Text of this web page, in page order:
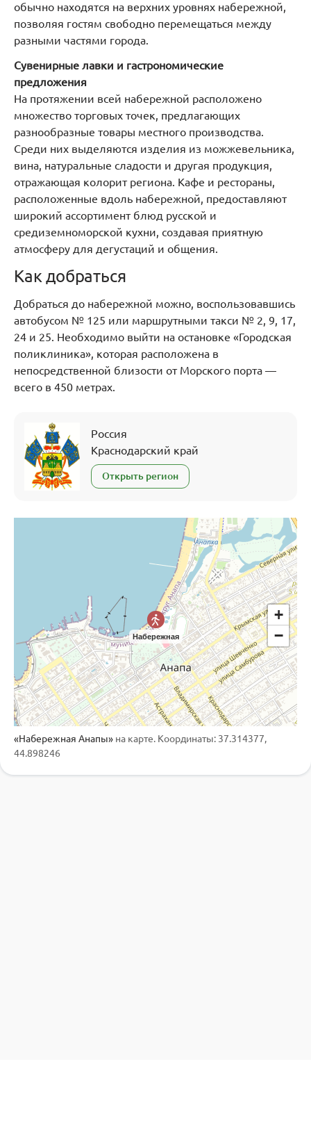
обычно находятся на верхних уровнях набережной,
позволяя гостям свободно перемещаться между
разными частями города.
Сувенирные лавки и гастрономические
предложения
На протяжении всей набережной расположено
множество торговых точек, предлагающих
разнообразные товары местного производства.
Среди них выделяются изделия из можжевельника,
вина, натуральные сладости и другая продукция,
отражающая колорит региона. Кафе и рестораны,
расположенные вдоль набережной, предоставляют
широкий ассортимент блюд русской и
средиземноморской кухни, создавая приятную
атмосферу для дегустаций и общения.
Как добраться
Добраться до набережной можно, воспользовавшись
автобусом № 125 или маршрутными такси № 2, 9, 17,
24 и 25. Необходимо выйти на остановке «Городская
поликлиника», которая расположена в
непосредственной близости от Морского порта —
всего в 450 метрах.
Россия
Краснодарский край
Открыть регион
Набережная
+
−
«Набережная Анапы» на карте. Координаты: 37.314377,
44.898246